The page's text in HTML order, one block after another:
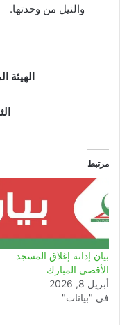
والنيل من وحدتها.
الهيئة
مرتبط
بيان إدانة إغلاق المسجد
الأقصى المبارك
أبريل 8, 2026
في "بيانات"